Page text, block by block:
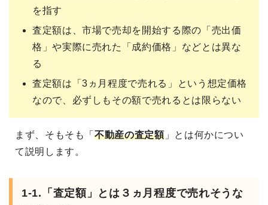
を指す
査定額は、市場で売却を開始する際の「売出価
格」や実際に売れた「成約価格」などとは異な
る
査定額は「3ヵ月程度で売れる」という想定価格
なので、必ずしもその額で売れるとは限らない
まず、そもそも「不動産の査定額」とは何かについ
て説明します。
1-1.「査定額」とは３ヵ月程度で売れそうな